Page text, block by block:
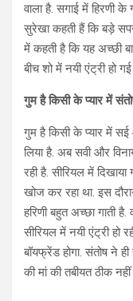
वाला है. सगाई में हिरणी
सुरेखा कहती हैं कि बड़े
में कहती है कि यह अच्छी
बीच शो में नयी एंट्री हो
गुम है किसी के प्यार में
गुम है किसी के प्यार में
लिया है. अब सवी और
रही है. सीरियल में
खोज कर रहा था. इस
हरिणी बहुत अच्छा गाती
सीरियल में नयी एंट्री हो
बॉयफ्रेंड होगा. संतोष ने
की मां की तबीयत ठीक